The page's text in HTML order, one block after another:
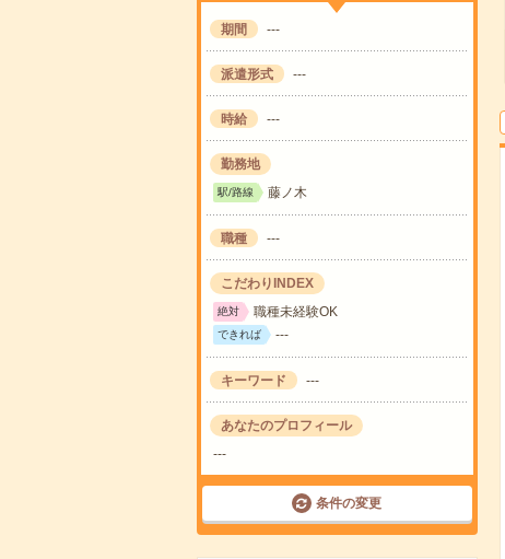
期間 ---
派遣形式 ---
時給 ---
勤務地
駅/路線 藤ノ木
職種 ---
こだわりINDEX
絶対 職種未経験OK
できれば ---
キーワード ---
あなたのプロフィール
---
条件の変更